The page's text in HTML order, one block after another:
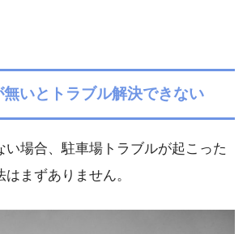
いとトラブル解決できない
い場合、駐車場トラブルが起こった
まずありません。